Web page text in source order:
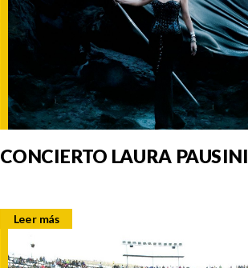
CONCIERTO LAURA PAUSINI
Leer más